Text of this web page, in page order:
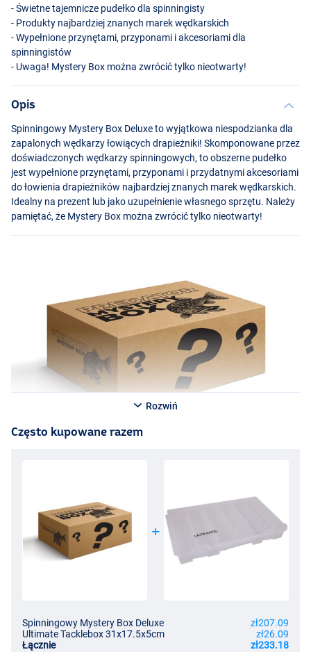
- Świetne tajemnicze pudełko dla spinningisty
- Produkty najbardziej znanych marek wędkarskich
- Wypełnione przynętami, przyponami i akcesoriami dla
spinningistów
- Uwaga! Mystery Box można zwrócić tylko nieotwarty!
Opis
Spinningowy Mystery Box Deluxe to wyjątkowa niespodzianka dla
zapalonych wędkarzy łowiących drapieżniki! Skomponowane przez
doświadczonych wędkarzy spinningowych, to obszerne pudełko
jest wypełnione przynętami, przyponami i przydatnymi akcesoriami
do łowienia drapieżników najbardziej znanych marek wędkarskich.
Idealny na prezent lub jako uzupełnienie własnego sprzętu. Należy
pamiętać, że Mystery Box można zwrócić tylko nieotwarty!
Rozwiń
Często kupowane razem
Spinningowy Mystery Box Deluxe
zł207.09
Ultimate Tacklebox 31x17.5x5cm
zł26.09
Łącznie
zł233.18